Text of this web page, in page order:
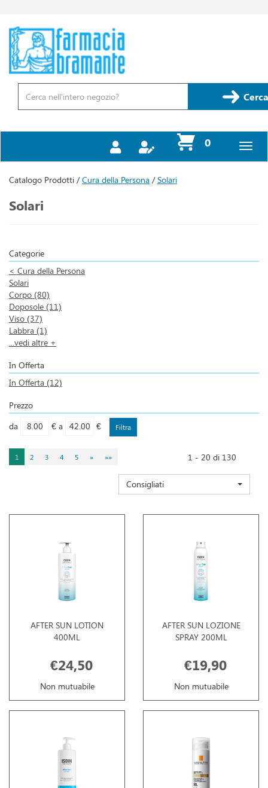
contenuto
principale
Farmacia
Bramante
Prodotto
0prodotti
inseriti
Catalogo Prodotti /Cura della Persona /Solari
Solari
Categorie
< Cura della Persona
Solari
Corpo (80)
Doposole (11)
Viso (37)
Labbra (1)
...vedi altre +
In Offerta
In Offerta (12)
Prezzo
filtra
da €
filtra
a €
1 2 3 4 5 » »» 1 - 20 di 130
Consigliati
AFTER SUN LOTION
400ML
€24,50
Non mutuabile
AFTER SUN LOZIONE
SPRAY 200ML
€19,90
Non mutuabile